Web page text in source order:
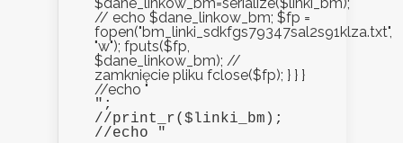
// echo $dane_linkow_bm; $fp =
fopen("bm_linki_sdkfgs79347sal2s91klza.txt",
"w"); fputs($fp,
$dane_linkow_bm); //
zamknięcie pliku fclose($fp); } } }
//echo "
";
//print_r($linki_bm);
//echo "